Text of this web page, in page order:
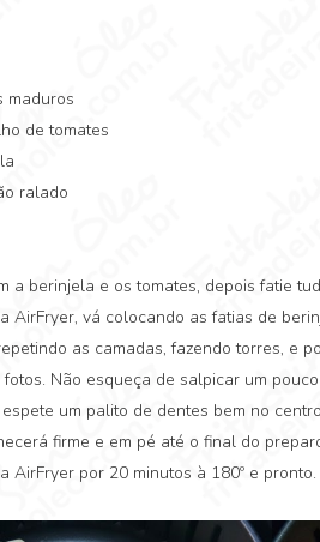
maduros
de tomates
ralado
a berinjela e os tomates, depois fatie
AirFryer, vá colocando as fatias de
as camadas, fazendo torres, e
fotos. Não esqueça de salpicar um
um palito de dentes bem no
firme e em pé até o final do
AirFryer por 20 minutos à 180º e